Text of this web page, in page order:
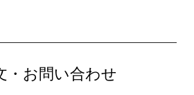
・お問い合わせ